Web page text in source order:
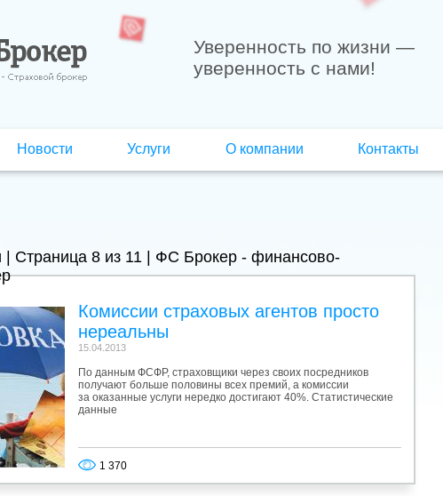
Уверенность по жизни —
уверенность с нами!
Новости Услуги О компании Контакты
| Страница 8 из 11 | ФС Брокер - финансово-
Комиссии страховых агентов просто
нереальны
15.04.2013
По данным ФСФР, страховщики через своих посредников
получают больше половины всех премий, а комиссии
за оказанные услуги нередко достигают 40%. Статистические
данные
1 370